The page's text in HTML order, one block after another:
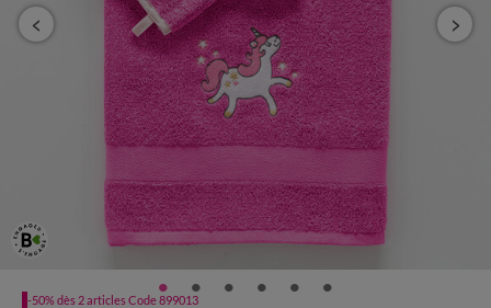
-50% dès 2 articles Code 899013